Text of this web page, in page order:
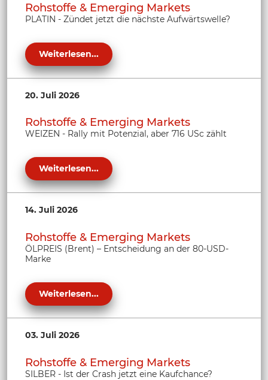
Rohstoffe & Emerging Markets
PLATIN - Zündet jetzt die nächste Aufwärtswelle?
Weiterlesen...
20. Juli 2026
Rohstoffe & Emerging Markets
WEIZEN - Rally mit Potenzial, aber 716 USc zählt
Weiterlesen...
14. Juli 2026
Rohstoffe & Emerging Markets
ÖLPREIS (Brent) – Entscheidung an der 80-USD-
Marke
Weiterlesen...
03. Juli 2026
Rohstoffe & Emerging Markets
SILBER - Ist der Crash jetzt eine Kaufchance?